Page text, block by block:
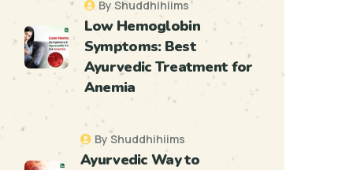
By Shuddhihiims
Low Hemoglobin
Symptoms: Best
Ayurvedic Treatment for
Anemia
By Shuddhihiims
Ayurvedic Way to